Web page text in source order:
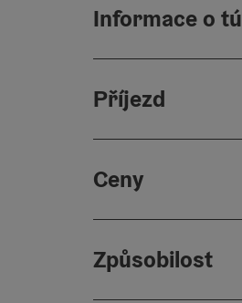
Informace o
Příjezd
Ceny
Způsobilost